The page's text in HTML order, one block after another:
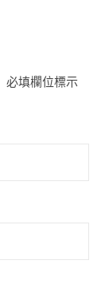
必填欄位標示